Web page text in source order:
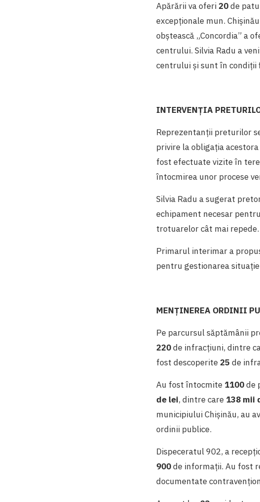
Apărării va oferi 20de
excepționale mun.
obștească „Concordia” a
centrului. Silvia Radu a
centrului și sunt în condiții
INTERVENȚIA
Reprezentanții preturilor
privire la obligația
fost efectuate vizite în
întocmirea unor procese
Silvia Radu a sugerat
echipament necesar
trotuarelor cât mai repede.
Primarul interimar a
pentru gestionarea
MENȚINEREA ORDINII
Pe parcursul săptămânii
220de infracțiuni, dintre
fost descoperite 25 de
Au fost întocmite 1100de
de lei, dintre care 138 mii
municipiului Chișinău, au
ordinii publice.
Dispeceratul 902, a
900de informații. Au fost
documentate